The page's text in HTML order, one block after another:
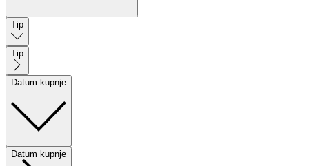
Tip
Tip
Datum kupnje
Datum kupnje